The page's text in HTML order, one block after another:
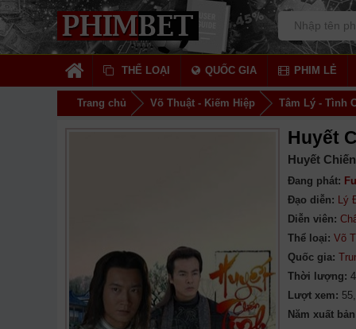
THỂ LOẠI QUỐC GIA PHIM LẺ
Trang chủ Võ Thuật - Kiếm Hiệp Tâm Lý - Tình
Huyết
Huyết
Đang phát:
Đạo diễn: Lý
Diễn viên:
Thể loại: Võ
Quốc gia:
Thời lượng:
Lượt xem:
Năm xuất